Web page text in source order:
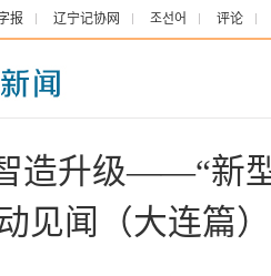
报 辽宁记协网 조선어 评论
造升级——“新
见闻（大连篇）